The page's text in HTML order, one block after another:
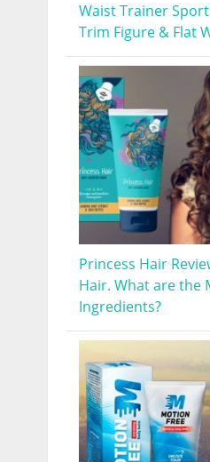
Waist Trainer
Trim Figure & Flat
Princess Hair
Hair. What are the
Ingredients?